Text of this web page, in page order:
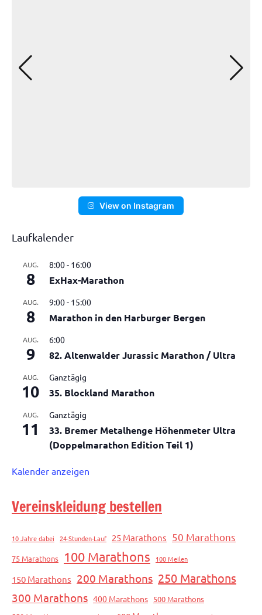
View on Instagram
Laufkalender
AUG.
8
8:00- 16:00
ExHax-Marathon
AUG.
8
9:00- 15:00
Marathon in den Harburger Bergen
AUG.
9
6:00
82. Altenwalder Jurassic Marathon / Ultra
AUG.
10
Ganztägig
35. Blockland Marathon
AUG.
11
Ganztägig
33. Bremer Metalhenge Höhenmeter Ultra
(Doppelmarathon Edition Teil 1)
Kalender anzeigen
Vereinskleidung bestellen
10 Jahre dabei 24-Stunden-Lauf 25 Marathons 50 Marathons
75 Marathons 100 Marathons 100 Meilen
150 Marathons 200 Marathons 250 Marathons
300 Marathons 400 Marathons 500 Marathons